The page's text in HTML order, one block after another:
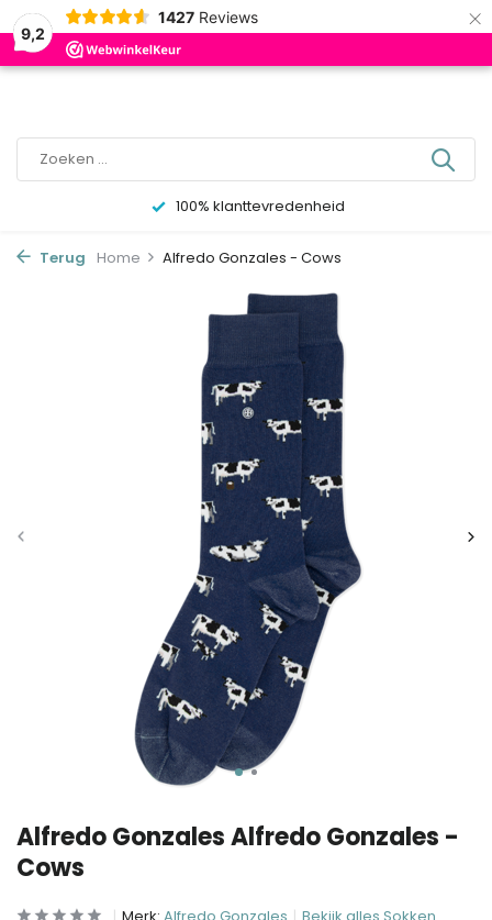
9,2
1427 Reviews ×
0
100% klanttevredenheid
Terug Home Alfredo Gonzales - Cows
Alfredo Gonzales Alfredo Gonzales -
Cows